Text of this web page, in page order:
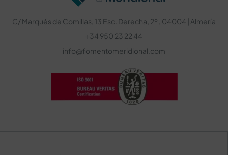
C/ Marqués de Comillas, 13 Esc. Derecha, 2º , 04004 | Almería
+34 950 23 22 44
info@fomentomeridional.com